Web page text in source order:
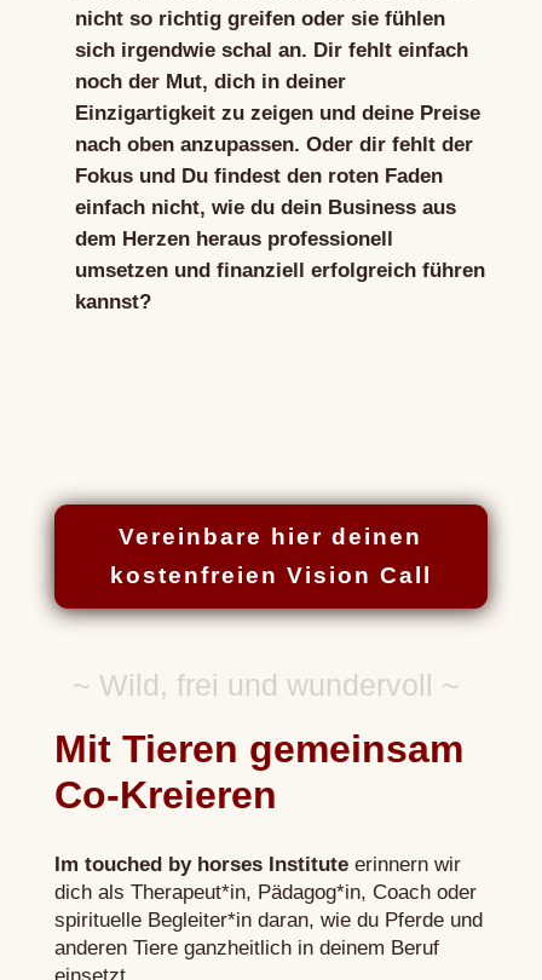
nicht so richtig greifen oder sie fühlen
sich irgendwie schal an. Dir fehlt einfach
noch der Mut, dich in deiner
Einzigartigkeit zu zeigen und deine Preise
nach oben anzupassen. Oder dir fehlt der
Fokus und Du findest den roten Faden
einfach nicht, wie du dein Business aus
dem Herzen heraus professionell
umsetzen und finanziell erfolgreich führen
kannst?
Vereinbare hier deinen
kostenfreien Vision Call
~ Wild, frei und wundervoll ~
Mit Tieren gemeinsam
Co-Kreieren
Im touched by horses Instituteerinnern wir
dich als Therapeut*in, Pädagog*in, Coach oder
spirituelle Begleiter*in daran, wie du Pferde und
anderen Tiere ganzheitlich in deinem Beruf